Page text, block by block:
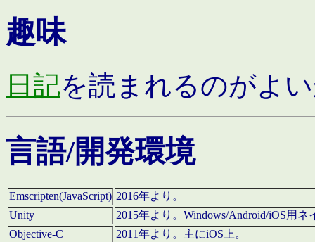
趣味
日記を読まれるのがよ
言語/開発環境
Emscripten(JavaScript) 2016年より。
Unity
2015年より。Windows/Android/iOS用
Objective-C
2011年より。主にiOS上。